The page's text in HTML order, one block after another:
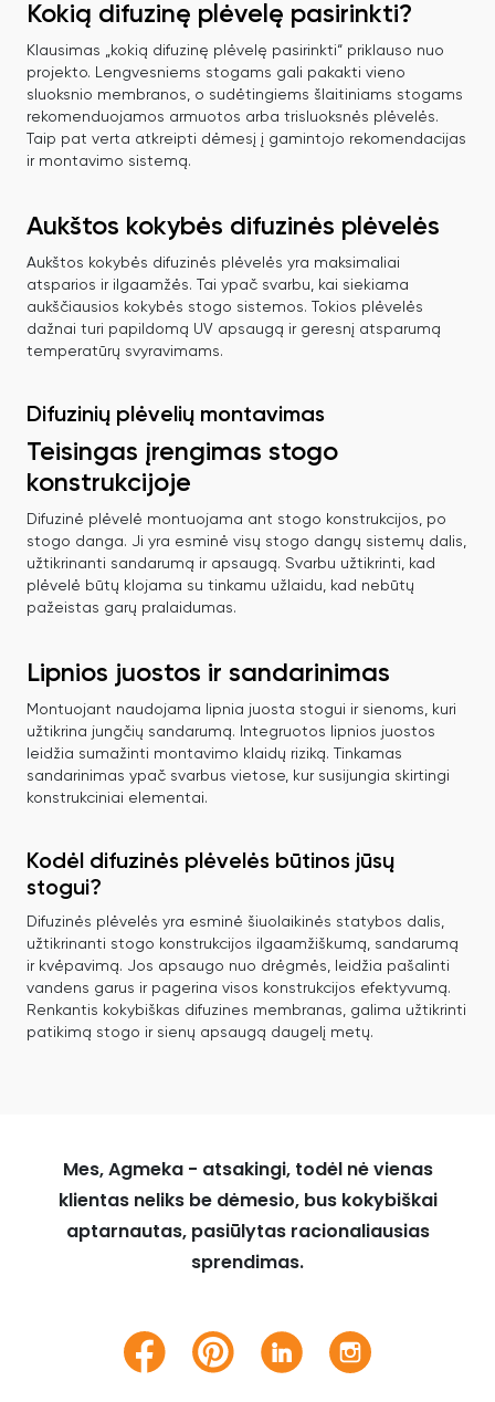
Kokią difuzinę plėvelę pasirinkti?
Klausimas „kokią difuzinę plėvelę pasirinkti“ priklauso nuo
projekto. Lengvesniems stogams gali pakakti vieno
sluoksnio membranos, o sudėtingiems šlaitiniams stogams
rekomenduojamos armuotos arba trisluoksnės plėvelės.
Taip pat verta atkreipti dėmesį į gamintojo rekomendacijas
ir montavimo sistemą.
Aukštos kokybės difuzinės plėvelės
Aukštos kokybės difuzinės plėvelės yra maksimaliai
atsparios ir ilgaamžės. Tai ypač svarbu, kai siekiama
aukščiausios kokybės stogo sistemos. Tokios plėvelės
dažnai turi papildomą UV apsaugą ir geresnį atsparumą
temperatūrų svyravimams.
Difuzinių plėvelių montavimas
Teisingas įrengimas stogo
konstrukcijoje
Difuzinė plėvelė montuojama ant stogo konstrukcijos, po
stogo danga. Ji yra esminė visų stogo dangų sistemų dalis,
užtikrinanti sandarumą ir apsaugą. Svarbu užtikrinti, kad
plėvelė būtų klojama su tinkamu užlaidu, kad nebūtų
pažeistas garų pralaidumas.
Lipnios juostos ir sandarinimas
Montuojant naudojama lipnia juosta stogui ir sienoms, kuri
užtikrina jungčių sandarumą. Integruotos lipnios juostos
leidžia sumažinti montavimo klaidų riziką. Tinkamas
sandarinimas ypač svarbus vietose, kur susijungia skirtingi
konstrukciniai elementai.
Kodėl difuzinės plėvelės būtinos jūsų
stogui?
Difuzinės plėvelės yra esminė šiuolaikinės statybos dalis,
užtikrinanti stogo konstrukcijos ilgaamžiškumą, sandarumą
ir kvėpavimą. Jos apsaugo nuo drėgmės, leidžia pašalinti
vandens garus ir pagerina visos konstrukcijos efektyvumą.
Renkantis kokybiškas difuzines membranas, galima užtikrinti
patikimą stogo ir sienų apsaugą daugelį metų.
Mes, Agmeka - atsakingi, todėl nė vienas
klientas neliks be dėmesio, bus kokybiškai
aptarnautas, pasiūlytas racionaliausias
sprendimas.